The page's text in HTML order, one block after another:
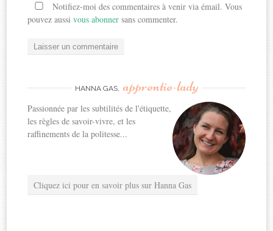
Notifiez-moi des commentaires à venir via émail. Vous
pouvez aussivous abonner sans commenter.
HANNA GAS, apprentie-lady
Passionnée par les subtilités de l'étiquette,
les règles de savoir-vivre, et les
raffinements de la politesse...
Cliquez ici pour en savoir plus sur Hanna Gas